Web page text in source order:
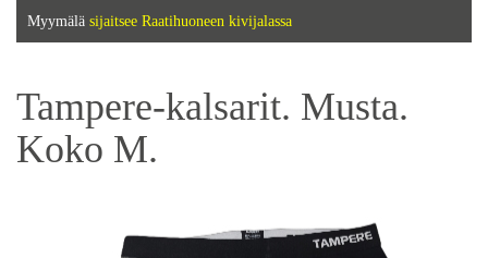
Myymälä sijaitsee Raatihuoneen kivijalassa
Tampere-kalsarit. Musta.
Koko M.